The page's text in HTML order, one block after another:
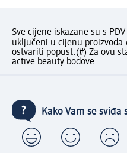
Sve cijene iskazane su s
uključeni u cijenu proizvoda.
ostvariti popust.(#) Za ovu
active beauty bodove.
Kako Vam se sviđa